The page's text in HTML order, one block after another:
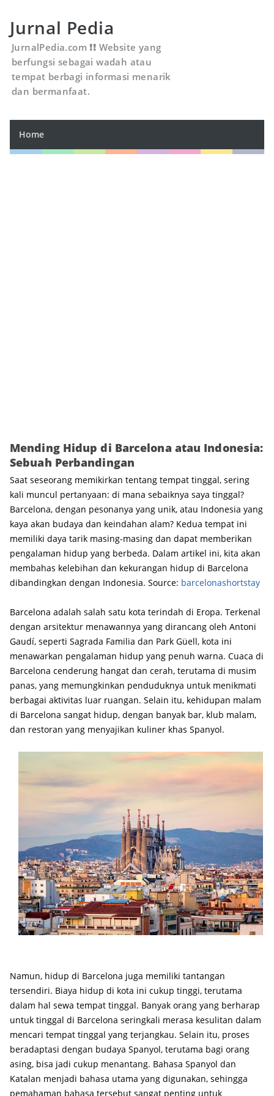
Jurnal Pedia
JurnalPedia.com ❗❗ Website yang
berfungsi sebagai wadah atau
tempat berbagi informasi menarik
dan bermanfaat.
Home
Mending Hidup di Barcelona atau Indonesia:
Sebuah Perbandingan
Saat seseorang memikirkan tentang tempat tinggal, sering
kali muncul pertanyaan: di mana sebaiknya saya tinggal?
Barcelona, dengan pesonanya yang unik, atau Indonesia yang
kaya akan budaya dan keindahan alam? Kedua tempat ini
memiliki daya tarik masing-masing dan dapat memberikan
pengalaman hidup yang berbeda. Dalam artikel ini, kita akan
membahas kelebihan dan kekurangan hidup di Barcelona
dibandingkan dengan Indonesia. Source: barcelonashortstay
Barcelona adalah salah satu kota terindah di Eropa. Terkenal
dengan arsitektur menawannya yang dirancang oleh Antoni
Gaudí, seperti Sagrada Familia dan Park Güell, kota ini
menawarkan pengalaman hidup yang penuh warna. Cuaca di
Barcelona cenderung hangat dan cerah, terutama di musim
panas, yang memungkinkan penduduknya untuk menikmati
berbagai aktivitas luar ruangan. Selain itu, kehidupan malam
di Barcelona sangat hidup, dengan banyak bar, klub malam,
dan restoran yang menyajikan kuliner khas Spanyol.
Namun, hidup di Barcelona juga memiliki tantangan
tersendiri. Biaya hidup di kota ini cukup tinggi, terutama
dalam hal sewa tempat tinggal. Banyak orang yang berharap
untuk tinggal di Barcelona seringkali merasa kesulitan dalam
mencari tempat tinggal yang terjangkau. Selain itu, proses
beradaptasi dengan budaya Spanyol, terutama bagi orang
asing, bisa jadi cukup menantang. Bahasa Spanyol dan
Katalan menjadi bahasa utama yang digunakan, sehingga
pemahaman bahasa tersebut sangat penting untuk